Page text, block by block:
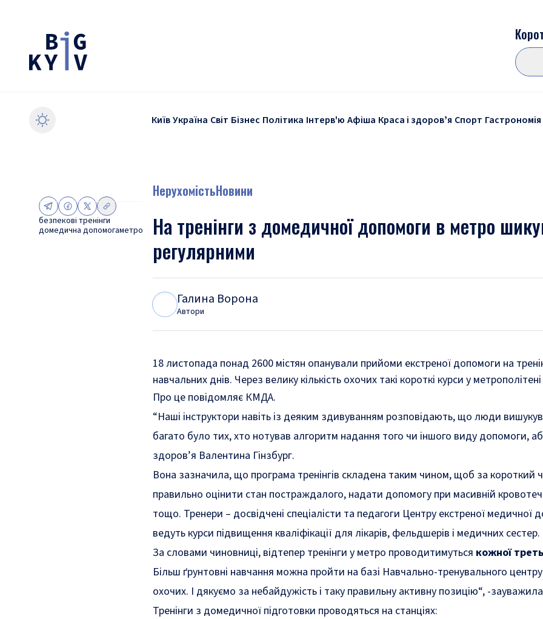
КиївУкраїна Світ Бізнес Політика Інтерв'ю Афіша Краса і здоровʼя Спорт Гастрономія
безпекові тренінги
домедична допомогаметро
НерухомістьНовини
На тренінги з домедичної допомоги в метро
регулярними
Галина Ворона
Автори
18 листопада понад 2600 містян опанували прийоми екстреної допомоги на
навчальних днів. Через велику кількість охочих такі короткі курси у
Про це повідомляє КМДА.
“Наші інструктори навіть із деяким здивуванням розповідають, що люди
багато було тих, хто нотував алгоритм надання того чи іншого виду допомоги,
здоров’я Валентина Гінзбург.
Вона зазначила, що програма тренінгів складена таким чином, щоб за
правильно оцінити стан постраждалого, надати допомогу при масивній
тощо. Тренери – досвідчені спеціалісти та педагоги Центру екстреної
ведуть курси підвищення кваліфікації для лікарів, фельдшерів і медичних сестер.
За словами чиновниці, відтепер тренінги у метро проводитимуться кожної
Більш ґрунтовні навчання можна пройти на базі Навчально-тренувального
охочих. І дякуємо за небайдужість і таку правильну активну позицію“, -
Тренінги з домедичної підготовки проводяться на станціях: